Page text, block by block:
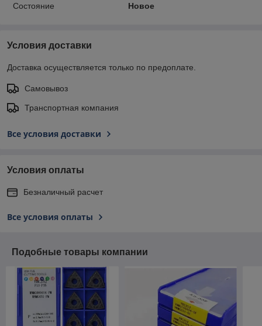
Состояние
Новое
Условия доставки
Доставка осуществляется только по предоплате.
Самовывоз
Транспортная компания
Все условия доставки
Условия оплаты
Безналичный расчет
Все условия оплаты
Подобные товары компании